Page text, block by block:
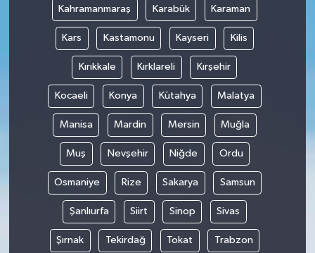
Kahramanmaraş Karabük Karaman
Kars Kastamonu Kayseri Kilis
Kırıkkale Kırklareli Kırşehir
Kocaeli Konya Kütahya Malatya
Manisa Mardin Mersin Muğla
Muş Nevşehir Niğde Ordu
Osmaniye Rize Sakarya Samsun
Şanlıurfa Siirt Sinop Sivas
Şırnak Tekirdağ Tokat Trabzon